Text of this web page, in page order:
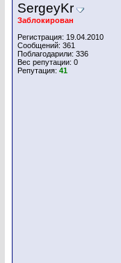
SergeyKr
Заблокирован
Регистрация: 19.04.2010
Сообщений: 361
Поблагодарили: 336
Вес репутации: 0
Репутация: 41